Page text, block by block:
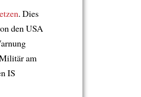
. Dies
den USA
am
IS